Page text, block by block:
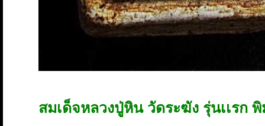
สมเด็จหลวงปู่หิน วัดระฆัง รุ่นเเรก